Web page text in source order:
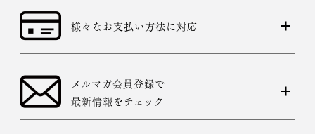
様々なお支払い方法に対応
メルマガ会員登録で
最新情報をチェック